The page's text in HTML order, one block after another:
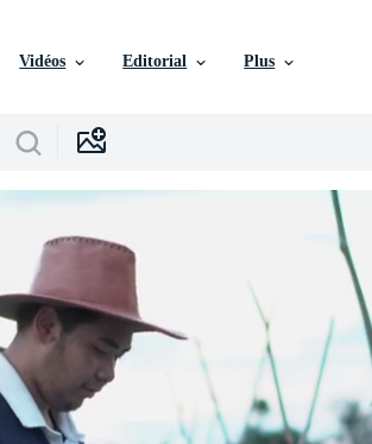
Vidéos Editorial Plus